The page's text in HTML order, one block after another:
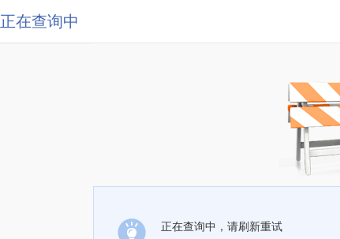
正在查询中
正在查询中，请刷新重试